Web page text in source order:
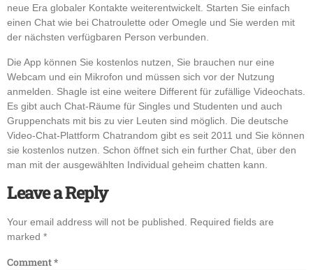
neue Era globaler Kontakte weiterentwickelt. Starten Sie einfach
einen Chat wie bei Chatroulette oder Omegle und Sie werden mit
der nächsten verfügbaren Person verbunden.
Die App können Sie kostenlos nutzen, Sie brauchen nur eine
Webcam und ein Mikrofon und müssen sich vor der Nutzung
anmelden. Shagle ist eine weitere Different für zufällige Videochats.
Es gibt auch Chat-Räume für Singles und Studenten und auch
Gruppenchats mit bis zu vier Leuten sind möglich. Die deutsche
Video-Chat-Plattform Chatrandom gibt es seit 2011 und Sie können
sie kostenlos nutzen. Schon öffnet sich ein further Chat, über den
man mit der ausgewählten Individual geheim chatten kann.
Leave a Reply
Your email address will not be published.
Required fields are
marked *
Comment*